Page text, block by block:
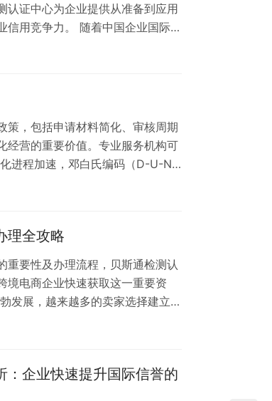
认证中心为企业提供从准备到应用
信用竞争力。 随着中国企业国际化
信用评估工具，在跨境贸易、投
关系网络等关键数据，被全球金
策，包括申请材料简化、审核周期
经营的重要价值。专业服务机构可
进程加速，邓白氏编码（D-U-N-
成为武汉地区进出口贸易、招投
营业执照副本、法人…
理全攻略
重要性及办理流程，贝斯通检测认
境电商企业快速获取这一重要资
发展，越来越多的卖家选择建立独
邓白氏编码（D-U-N-S Number）
码是由全球商业数据权威机…
：企业快速提升国际信誉的